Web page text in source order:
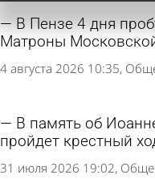
В Пензе 4 дня
Матроны
4 августа 2026 10:35
В память об
пройдет крестный
31 июля 2026 19:02